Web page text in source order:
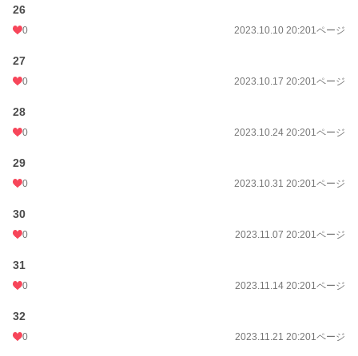
26
0 2023.10.10 20:201ページ
27
0 2023.10.17 20:201ページ
28
0 2023.10.24 20:201ページ
29
0 2023.10.31 20:201ページ
30
0 2023.11.07 20:201ページ
31
0 2023.11.14 20:201ページ
32
0 2023.11.21 20:201ページ